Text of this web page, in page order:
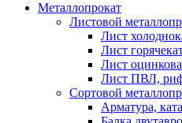
Металлопрокат
Листовой
Лист
Лист
Лист
Лист ПВЛ,
Сортовой
Арматура,